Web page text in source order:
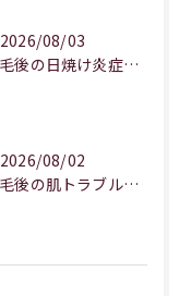
2026/08/03
脱毛後の日焼け炎症対処法徹底解説
2026/08/02
脱毛後の肌トラブルを防ぐ正しいケア